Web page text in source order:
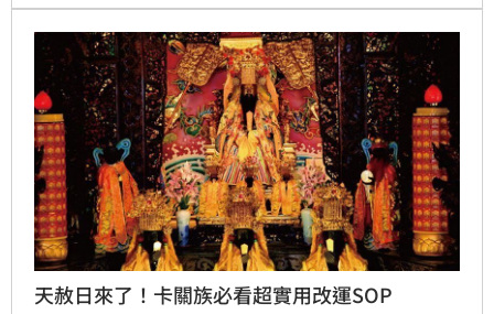
補財庫、求好運，就能事半功倍。
天赦日來了！卡關族必看超實用改運SOP